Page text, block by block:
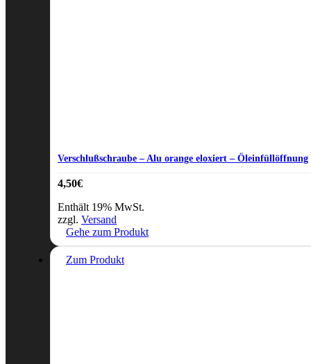
Verschlußschraube – Alu orange eloxiert – Öleinfüllöffnung
4,50€
Enthält 19% MwSt.
zzgl. Versand
Gehe zum Produkt
Zum Produkt